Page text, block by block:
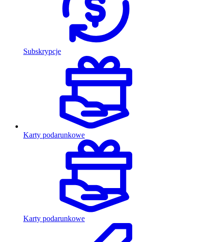
Subskrypcje
Karty podarunkowe
Karty podarunkowe